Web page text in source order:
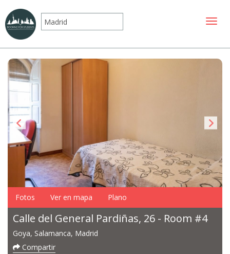
Fotos Ver en mapa Plano
Calle del General Pardiñas, 26 - Room #4
Goya, Salamanca, Madrid
Compartir